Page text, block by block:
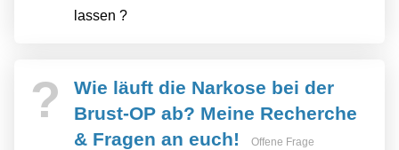
lassen ?
?
Wie läuft die Narkose bei der
Brust-OP ab? Meine Recherche
& Fragen an euch!
Offene Frage